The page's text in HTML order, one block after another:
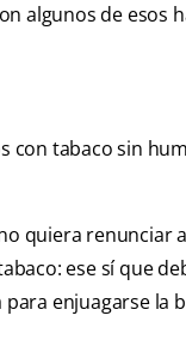
algunos de esos
con tabaco sin
quiera renunciar
ese sí que
enjuagarse la